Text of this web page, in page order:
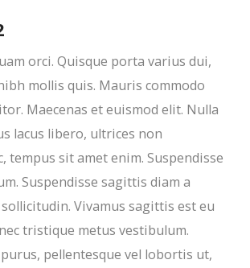
orci. Quisque porta varius dui,
mollis quis. Mauris commodo
Maecenas et euismod elit. Nulla
lacus libero, ultrices non
tempus sit amet enim. Suspendisse
Suspendisse sagittis diam a
Vivamus sagittis est eu
tristique metus vestibulum.
pellentesque vel lobortis ut,